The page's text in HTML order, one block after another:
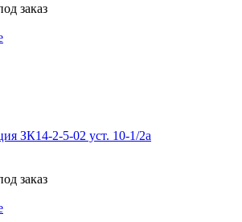
заказ
ЗК14-2-5-02 уст. 10-1/2а
заказ